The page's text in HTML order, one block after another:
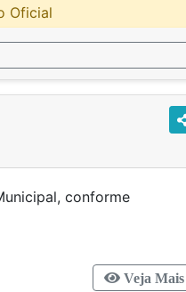
Oficial
conforme
Veja Mais